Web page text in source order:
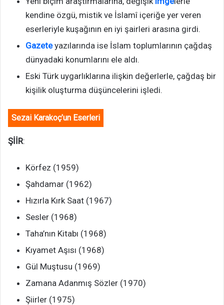
kendine özgü, mistik ve İslamî içeriğe yer veren
eserleriyle kuşağının en iyi şairleri arasına girdi.
Gazeteyazılarında ise İslam toplumlarının çağdaş
dünyadaki konumlarını ele aldı.
Eski Türk uygarlıklarına ilişkin değerlerle, çağdaş bir
kişilik oluşturma düşüncelerini işledi.
Sezai Karakoç’un Eserleri
ŞİİR:
Körfez (1959)
Şahdamar (1962)
Hızırla Kırk Saat (1967)
Sesler (1968)
Taha’nın Kitabı (1968)
Kıyamet Aşısı (1968)
Gül Muştusu (1969)
Zamana Adanmış Sözler (1970)
Şiirler (1975)